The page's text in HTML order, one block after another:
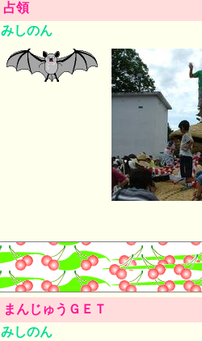
占領
みしのん
まんじゅうＧＥＴ
みしのん